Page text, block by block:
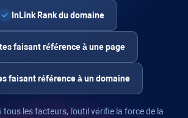
InLink Rankdu domaine
faisant référence à une page
faisant référence à un domaine
les facteurs, l'outil vérifie la force de la